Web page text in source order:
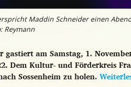
Maddin Schneider einen
Reymann
gastiert am Samstag, 1.
Dem Kultur- und Förderkreis
Sossenheim zu holen.